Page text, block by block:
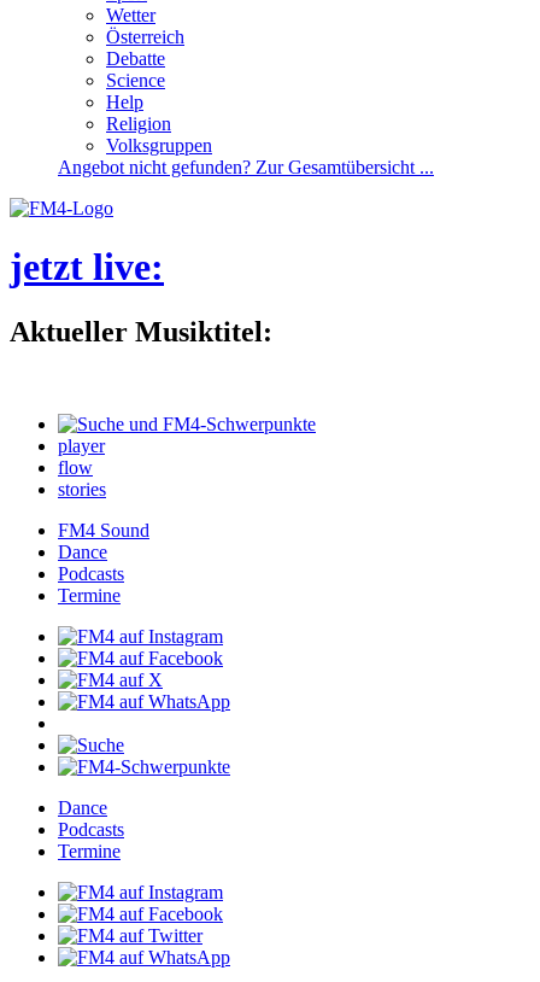
Wetter
Österreich
Debatte
Science
Help
Religion
Volksgruppen
Angebotnichtgefunden?ZurGesamtübersicht...
jetztlive:
AktuellerMusiktitel:
player
flow
stories
FM4Sound
Dance
Podcasts
Termine
Dance
Podcasts
Termine